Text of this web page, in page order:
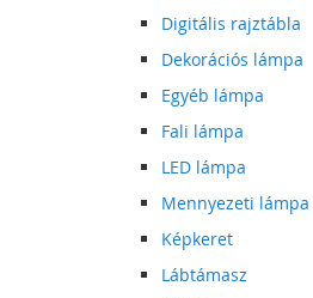
Digitális rajztábla
Dekorációs lámpa
Egyéb lámpa
Fali lámpa
LED lámpa
Mennyezeti lámpa
Képkeret
Lábtámasz